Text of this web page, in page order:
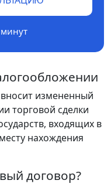
измененный
торговой сделки
входящих в
нахождения
договор?